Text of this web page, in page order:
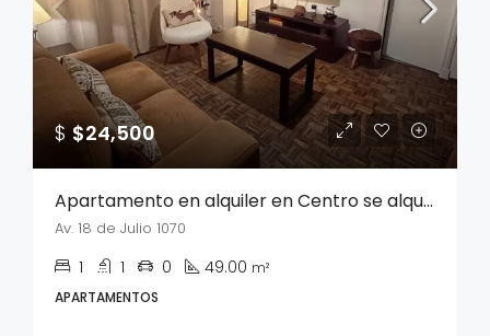
$ $24,500
Apartamento en alquiler en Centro se alquila sin muebles
Av. 18 de Julio 1070
1 1 0 49.00 m²
APARTAMENTOS